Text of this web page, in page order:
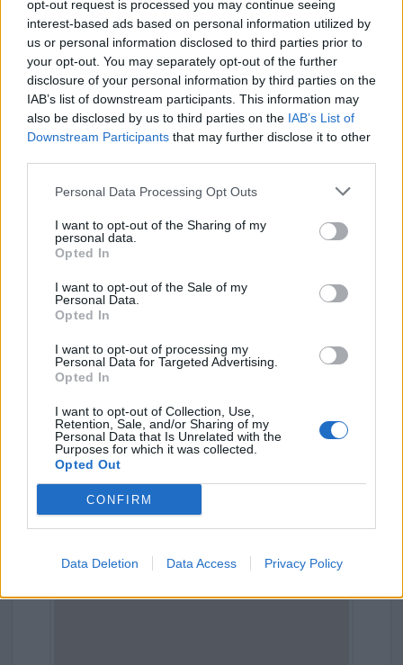
opt-out request is processed you may continue seeing
interest-based ads based on personal information utilized by
us or personal information disclosed to third parties prior to
your opt-out. You may separately opt-out of the further
disclosure of your personal information by third parties on the
IAB’s list of downstream participants. This information may
also be disclosed by us to third parties on the IAB’s List of
Downstream Participants that may further disclose it to other
Personal Data Processing Opt Outs
I want to opt-out of the Sharing of my
personal data.
Opted In
I want to opt-out of the Sale of my
Personal Data.
Opted In
I want to opt-out of processing my
Personal Data for Targeted Advertising.
Opted In
I want to opt-out of Collection, Use,
Retention, Sale, and/or Sharing of my
Personal Data that Is Unrelated with the
Purposes for which it was collected.
Opted Out
CONFIRM
Data Deletion Data Access Privacy Policy
Indicatori calcolati dai dati dell'ultimo bilancio disponibile.
Confronto di settore
Il fatturato di Cooperativa Lavoro E Servizi Nell'astigiano
aziende dello stesso settore in Italia (511.306 euro),
calcolata su 6.285 imprese.
Elaborazione sui bilanci depositati (Registro Imprese). Mediana per
divisione ATECO a livello nazionale.
Dove si trova
Indirizzo:Via Vittorio Bottego 2, 14100
Comune:Asti
Provincia:Asti
Regione:Piemonte